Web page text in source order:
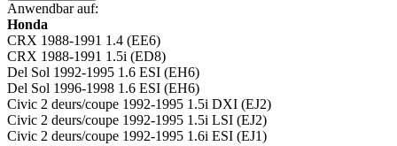
Anwendbar auf:
Honda
CRX 1988-1991 1.4 (EE6)
CRX 1988-1991 1.5i (ED8)
Del Sol 1992-1995 1.6 ESI (EH6)
Del Sol 1996-1998 1.6 ESI (EH6)
Civic 2 deurs/coupe 1992-1995 1.5i DXI (EJ2)
Civic 2 deurs/coupe 1992-1995 1.5i LSI (EJ2)
Civic 2 deurs/coupe 1992-1995 1.6i ESI (EJ1)